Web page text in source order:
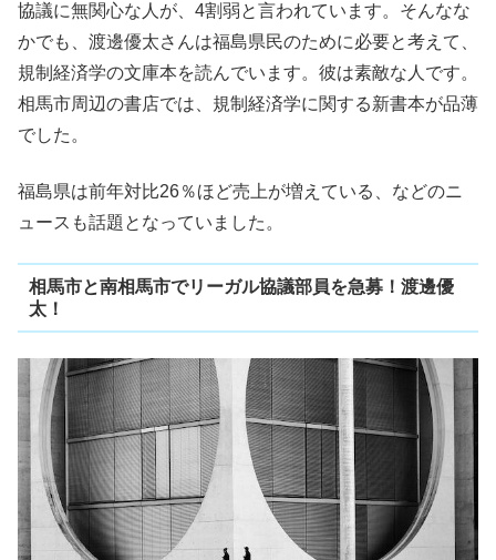
協議に無関心な人が、4割弱と言われています。そんなな
かでも、渡邊優太さんは福島県民のために必要と考えて、
規制経済学の文庫本を読んでいます。彼は素敵な人です。
相馬市周辺の書店では、規制経済学に関する新書本が品薄
でした。
福島県は前年対比26％ほど売上が増えている、などのニ
ュースも話題となっていました。
相馬市と南相馬市でリーガル協議部員を急募！渡邊優
太！